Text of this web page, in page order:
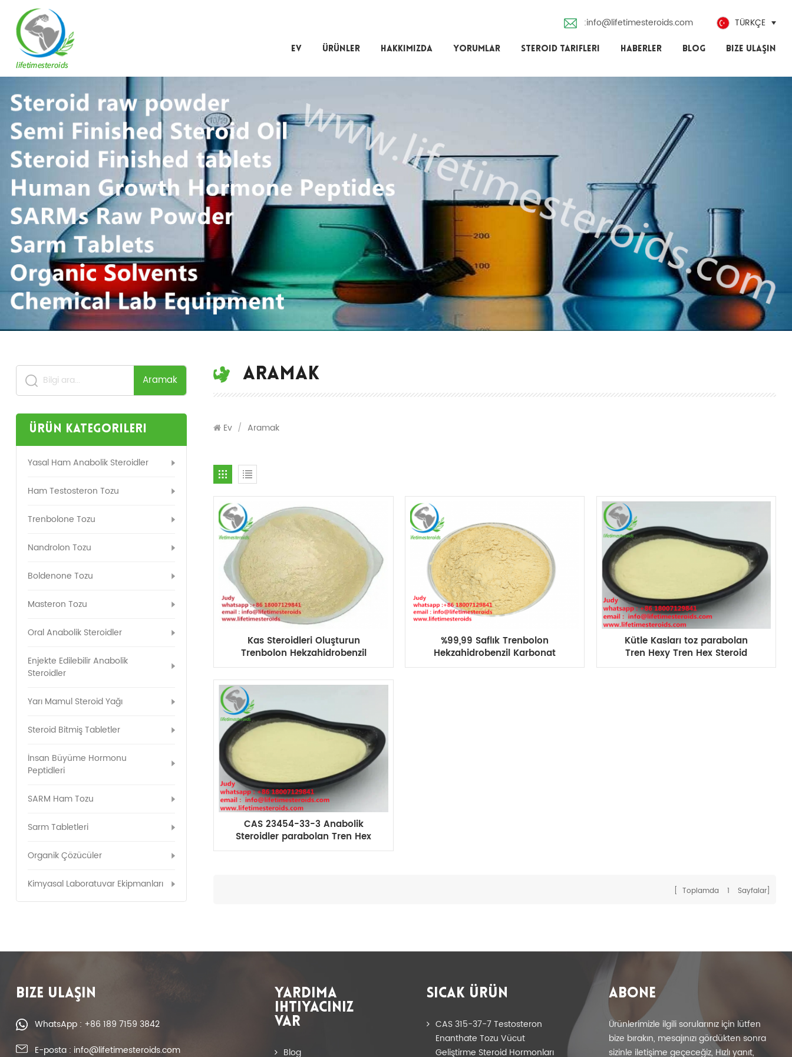
:info@lifetimesteroids.com TÜRKÇE
EV ÜRÜNLER HAKKIMIZDA YORUMLAR STEROID TARIFLERI HABERLER BLOG BIZE ULAŞIN
Aramak
Ürün Kategorileri
Yasal Ham Anabolik Steroidler
Ham Testosteron Tozu
Trenbolone Tozu
Nandrolon Tozu
Boldenone Tozu
Masteron Tozu
Oral Anabolik Steroidler
Enjekte Edilebilir Anabolik
Steroidler
Yarı Mamul Steroid Yağı
Steroid Bitmiş Tabletler
İnsan Büyüme Hormonu
Peptidleri
SARM Ham Tozu
Sarm Tabletleri
Organik Çözücüler
Kimyasal Laboratuvar Ekipmanları
ARAMAK
Ev / Aramak
Kas Steroidleri Oluşturun
Trenbolon Hekzahidrobenzil
Karbonat parabolan kasları
kazanır
%99,99 Saflık Trenbolon
Hekzahidrobenzil Karbonat
Tren Hexy Tren Hex Kazanç
Kütle Kasları toz parabolan
Tren Hexy Tren Hex Steroid
Hormon CAS 23454-33-3
CAS 23454-33-3 Anabolik
Steroidler parabolan Tren Hex
Hacim Döngüsü Steroidleri
[ Toplamda 1 Sayfalar]
BIZE ULAŞIN
WhatsApp : +86 189 7159 3842
E-posta : info@lifetimesteroids.com
YARDIMA
IHTIYACINIZ
VAR
Blog
SICAK ÜRÜN
CAS 315-37-7 Testosteron
Enanthate Tozu Vücut
Geliştirme Steroid Hormonları
ABONE
Ürünlerimizle ilgili sorularınız için lütfen
bize bırakın, mesajınızı gördükten sonra
sizinle iletişime geçeceğiz, Hızlı yanıt,